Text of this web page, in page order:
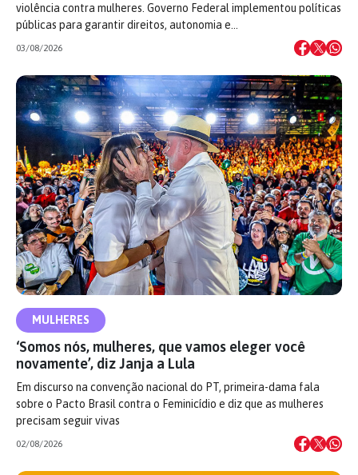
violência contra mulheres. Governo Federal implementou políticas
públicas para garantir direitos, autonomia e…
03/08/2026
MULHERES
‘Somos nós, mulheres, que vamos eleger você
novamente’, diz Janja a Lula
Em discurso na convenção nacional do PT, primeira-dama fala
sobre o Pacto Brasil contra o Feminicídio e diz que as mulheres
precisam seguir vivas
02/08/2026